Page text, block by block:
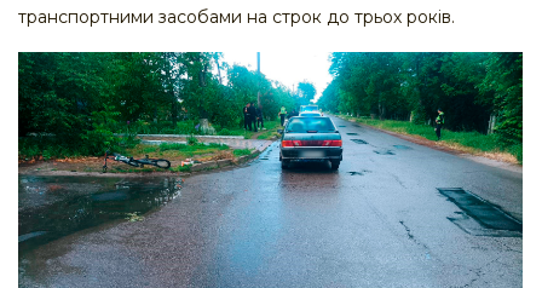
транспортними засобами на строк до трьох років.